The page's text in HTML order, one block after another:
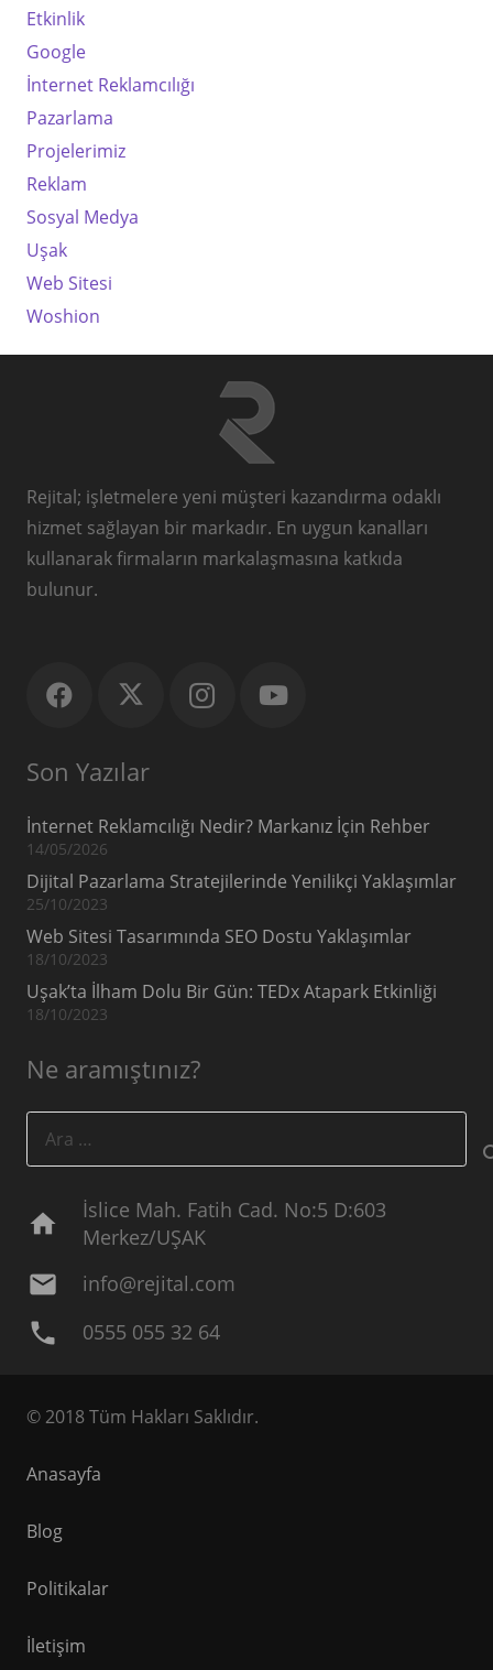
Etkinlik
Google
İnternet Reklamcılığı
Pazarlama
Projelerimiz
Reklam
Sosyal Medya
Uşak
Web Sitesi
Woshion
Rejital; işletmelere yeni müşteri kazandırma odaklı
hizmet sağlayan bir markadır. En uygun kanalları
kullanarak firmaların markalaşmasına katkıda
bulunur.
Son Yazılar
İnternet Reklamcılığı Nedir? Markanız İçin Rehber
14/05/2026
Dijital Pazarlama Stratejilerinde Yenilikçi Yaklaşımlar
25/10/2023
Web Sitesi Tasarımında SEO Dostu Yaklaşımlar
18/10/2023
Uşak’ta İlham Dolu Bir Gün: TEDx Atapark Etkinliği
18/10/2023
Ne aramıştınız?
home
İslice Mah. Fatih Cad. No:5 D:603
Merkez/UŞAK
mail info@rejital.com
phone 0555 055 32 64
© 2018 Tüm Hakları Saklıdır.
Anasayfa
Blog
Politikalar
İletişim